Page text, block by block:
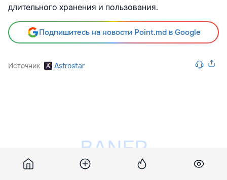
длительного хранения и пользования.
Подпишитесь на новости Point.md в Google
Источник Astrostar